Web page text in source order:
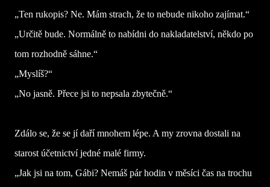
„Ten rukopis? Ne. Mám strach, že to nebude nikoho zajímat.“
„Určitě bude. Normálně to nabídni do nakladatelství, někdo po
tom rozhodně sáhne.“
„Myslíš?“
„No jasně. Přece jsi to nepsala zbytečně.“
Zdálo se, že se jí daří mnohem lépe. A my zrovna dostali na
starost účetnictví jedné malé firmy.
„Jak jsi na tom, Gábi? Nemáš pár hodin v měsíci čas na trochu